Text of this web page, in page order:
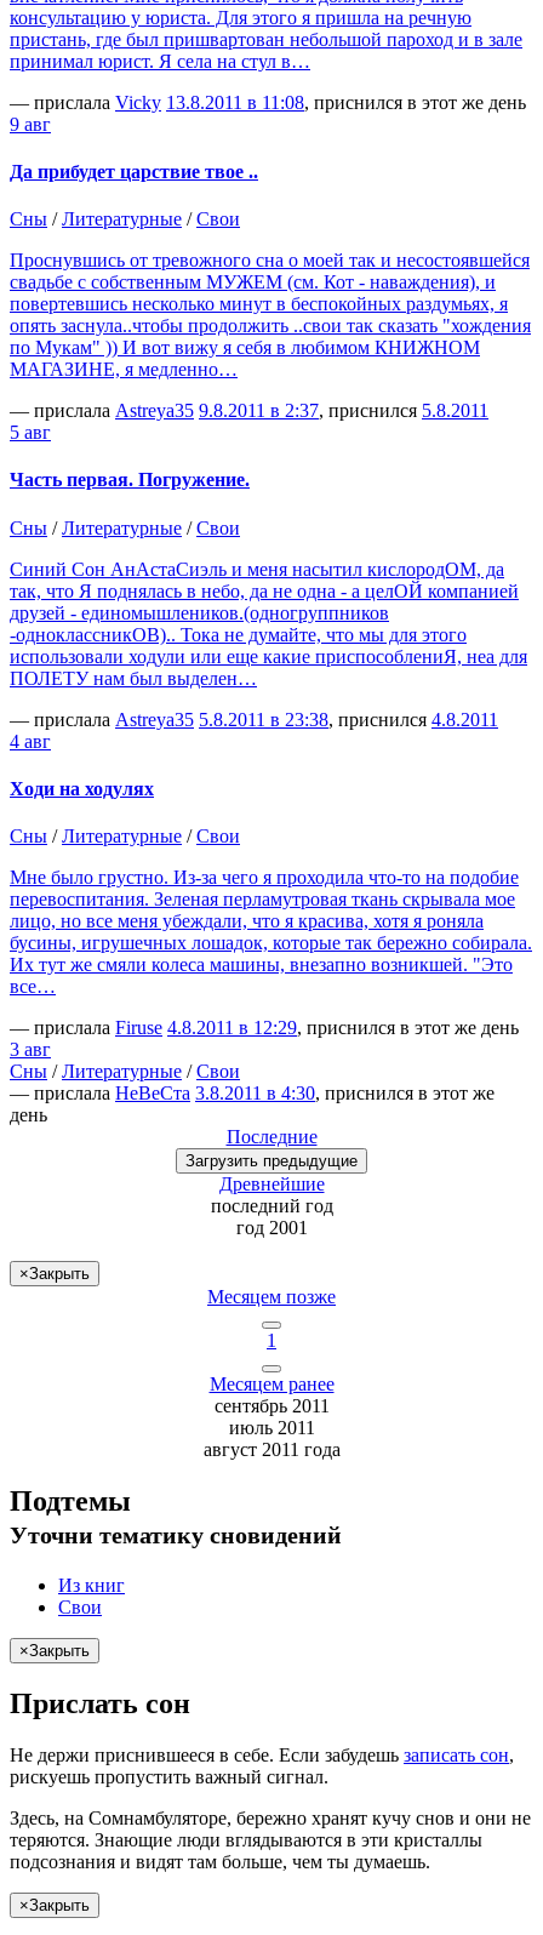
консультацию у юриста. Для этого я пришла на речную
пристань, где был пришвартован небольшой пароход и в зале
принимал юрист. Я села на стул в…
— прислала Vicky 13.8.2011 в 11:08, приснился в этот же день
9 авг
Да прибудет царствие твое ..
Сны /Литературные /Свои
Проснувшись от тревожного сна о моей так и несостоявшейся
свадьбе с собственным МУЖЕМ (см. Кот - наваждения), и
повертевшись несколько минут в беспокойных раздумьях, я
опять заснула..чтобы продолжить ..свои так сказать "хождения
по Мукам" )) И вот вижу я себя в любимом КНИЖНОМ
МАГАЗИНЕ, я медленно…
— прислала Аstreya35 9.8.2011 в 2:37, приснился 5.8.2011
5 авг
Часть первая. Погружение.
Сны /Литературные /Свои
Синий Сон АнАстаСиэль и меня насытил кислородОМ, да
так, что Я поднялась в небо, да не одна - а целОЙ компанией
друзей - единомышлеников.(одногруппников
-одноклассникОВ).. Тока не думайте, что мы для этого
использовали ходули или еще какие приспособлениЯ, неа для
ПОЛЕТУ нам был выделен…
— прислала Аstreya35 5.8.2011 в 23:38, приснился 4.8.2011
4 авг
Ходи на ходулях
Сны /Литературные /Свои
Мне было грустно. Из-за чего я проходила что-то на подобие
перевоспитания. Зеленая перламутровая ткань скрывала мое
лицо, но все меня убеждали, что я красива, хотя я роняла
бусины, игрушечных лошадок, которые так бережно собирала.
Их тут же смяли колеса машины, внезапно возникшей. "Это
все…
— прислала Firuse 4.8.2011 в 12:29, приснился в этот же день
3 авг
Сны /Литературные /Свои
— прислала НеВеСта 3.8.2011 в 4:30, приснился в этот же
день
Последние
Загрузить предыдущие
Древнейшие
последний год
год 2001
×Закрыть
Месяцем позже
1
Месяцем ранее
сентябрь 2011
июль 2011
август 2011 года
Подтемы
Уточни тематику сновидений
Из книг
Свои
×Закрыть
Прислать сон
Не держи приснившееся в себе. Если забудешь записать сон,
рискуешь пропустить важный сигнал.
Здесь, на Сомнамбуляторе, бережно хранят кучу снов и они не
теряются. Знающие люди вглядываются в эти кристаллы
подсознания и видят там больше, чем ты думаешь.
×Закрыть